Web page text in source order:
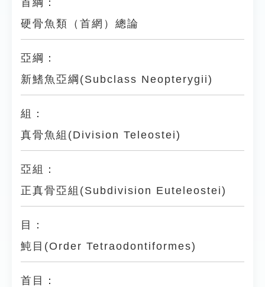
首綱：
硬骨魚類（首網）總論
亞綱：
新鰭魚亞綱(Subclass Neopterygii)
組：
真骨魚組(Division Teleostei)
亞組：
正真骨亞組(Subdivision Euteleostei)
目：
魨目(Order Tetraodontiformes)
首目：